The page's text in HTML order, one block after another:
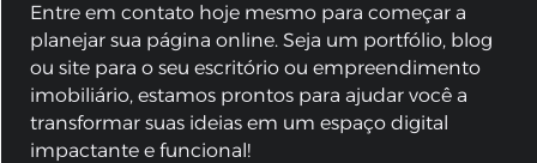
Entre em contato hoje mesmo para começar a
planejar sua página online. Seja um portfólio, blog
ou site para o seu escritório ou empreendimento
imobiliário, estamos prontos para ajudar você a
transformar suas ideias em um espaço digital
impactante e funcional!